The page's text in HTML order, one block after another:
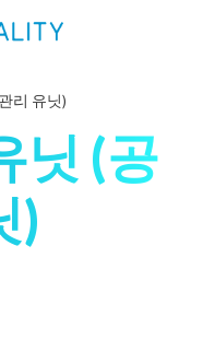
리 유닛)
닛 (공
)